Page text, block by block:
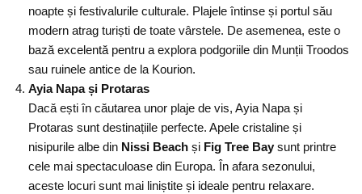
noapte și festivalurile culturale. Plajele întinse și portul său
modern atrag turiști de toate vârstele. De asemenea, este o
bază excelentă pentru a explora podgoriile din Munții Troodos
sau ruinele antice de la Kourion.
Ayia Napa și Protaras
Dacă ești în căutarea unor plaje de vis, Ayia Napa și
Protaras sunt destinațiile perfecte. Apele cristaline și
nisipurile albe din Nissi Beach și Fig Tree Bay sunt printre
cele mai spectaculoase din Europa. În afara sezonului,
aceste locuri sunt mai liniștite și ideale pentru relaxare.